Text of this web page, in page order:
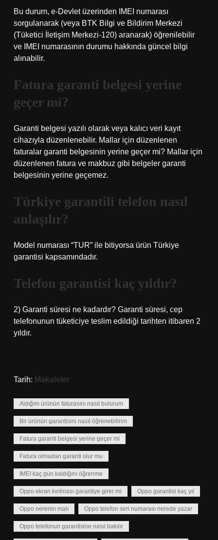
Bu durum, e-Devlet üzerinden IMEI numarası
sorgulanarak (veya BTK Bilgi ve Bildirim Merkezi
(Tüketici İletişim Merkezi-120) aranarak) öğrenilebilir
ve IMEI numarasının durumu hakkında güncel bilgi
alınabilir.
Fatura garanti belgesi yerine
geçer mi?
Garanti belgesi yazılı olarak veya kalıcı veri kayıt
cihazıyla düzenlenebilir. Mallar için düzenlenen
faturalar garanti belgesinin yerine geçer mi? Mallar için
düzenlenen fatura ve makbuz gibi belgeler garanti
belgesinin yerine geçemez.
Türkiye garantili telefon nasıl
anlaşılır?
Model numarası “TUR” ile bitiyorsa ürün Türkiye
garantisi kapsamındadır.
Telefon garantisi kaç yıldır?
2) Garanti süresi ne kadardır? Garanti süresi, cep
telefonunun tüketiciye teslim edildiği tarihten itibaren 2
yıldır.
Tarih: Makaleler
Aldığım ürünün faturasını nasıl bulurum
Bir ürünün garantisini nasıl öğrenebilirim
Fatura garanti belgesi yerine geçer mi
Fatura olmadan garanti olur mu
IMEI kaç gün kaldığını öğrenme
Oppo ekran kırılması garantiye girer mi Oppo garantisi kaç yıl
Oppo nerenin malı Oppo telefon seri numarası nerede yazar
Oppo telefonun garantisine nasıl bakılır